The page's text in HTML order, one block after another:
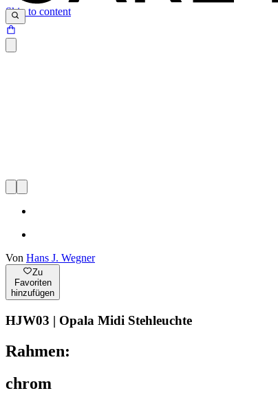
Skip to content
Von Hans J. Wegner
Zu
Favoriten
hinzufügen
HJW03 | Opala Midi Stehleuchte
Rahmen:
chrom